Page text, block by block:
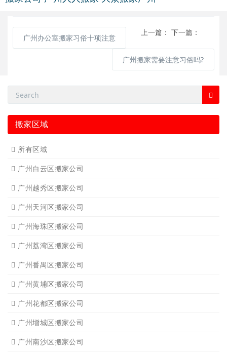
上一篇：
广州办公室搬家习俗十项注意
下一篇：
广州搬家需要注意习俗吗?
搬家区域
所有区域
广州白云区搬家公司
广州越秀区搬家公司
广州天河区搬家公司
广州海珠区搬家公司
广州荔湾区搬家公司
广州番禺区搬家公司
广州黄埔区搬家公司
广州花都区搬家公司
广州增城区搬家公司
广州南沙区搬家公司